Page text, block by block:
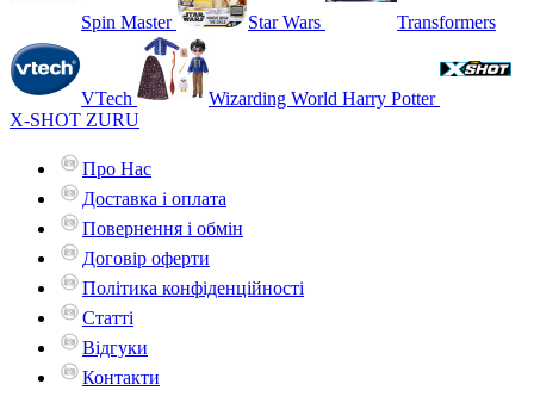
Spin Master Star Wars Transformers
VTech
Wizarding World Harry Potter
X-SHOT ZURU
Про Нас
Доставка і оплата
Повернення і обмін
Договір оферти
Політика конфіденційності
Статті
Відгуки
Контакти